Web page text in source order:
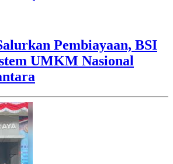
Pembiayaan, BSI
UMKM Nasional